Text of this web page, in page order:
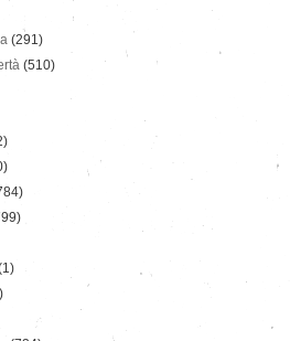
(291)
(510)